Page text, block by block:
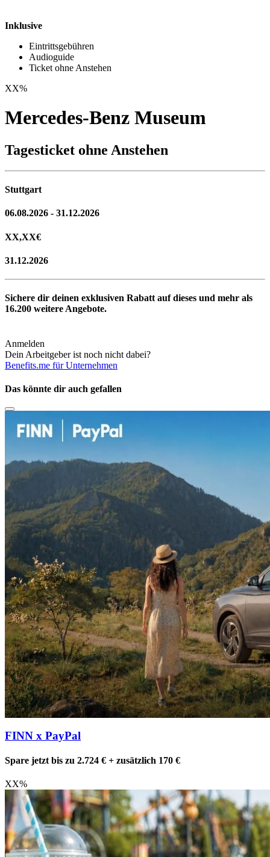
Inklusive
Eintrittsgebühren
Audioguide
Ticket ohne Anstehen
XX%
Mercedes-Benz Museum
Tagesticket ohne Anstehen
Stuttgart
06.08.2026 - 31.12.2026
XX,XX€
31.12.2026
Sichere dir deinen exklusiven Rabatt auf dieses und mehr als
16.200 weitere Angebote.
Anmelden
Dein Arbeitgeber ist noch nicht dabei?
Benefits.me für Unternehmen
Das könnte dir auch gefallen
FINN x PayPal
Spare jetzt bis zu 2.724 € + zusätzlich 170 €
XX%